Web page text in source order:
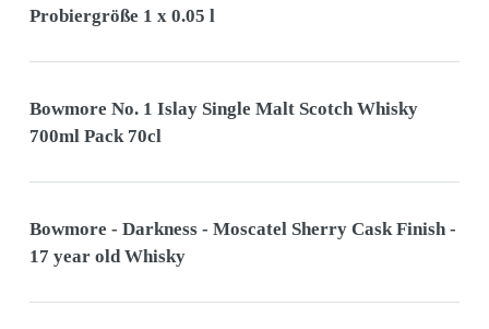
Probiergröße 1 x 0.05 l
Bowmore No. 1 Islay Single Malt Scotch Whisky
700ml Pack 70cl
Bowmore - Darkness - Moscatel Sherry Cask Finish -
17 year old Whisky